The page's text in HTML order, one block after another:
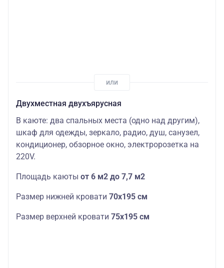
Двухместная двухъярусная
В каюте: два спальных места (одно над другим),
шкаф для одежды, зеркало, радио, душ, санузел,
кондиционер, обзорное окно, электророзетка на
220V.
Площадь каюты от 6 м2 до 7,7 м2
Размер нижней кровати 70х195 см
Размер верхней кровати 75х195 см